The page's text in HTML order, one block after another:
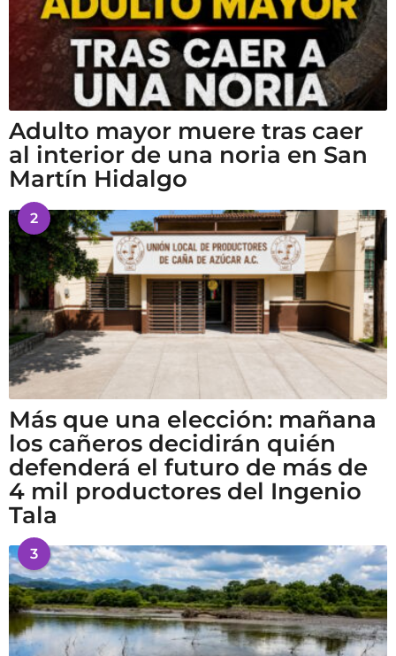
Adulto mayor muere tras caer
al interior de una noria en San
Martín Hidalgo
2
Más que una elección: mañana
los cañeros decidirán quién
defenderá el futuro de más de
4 mil productores del Ingenio
Tala
3